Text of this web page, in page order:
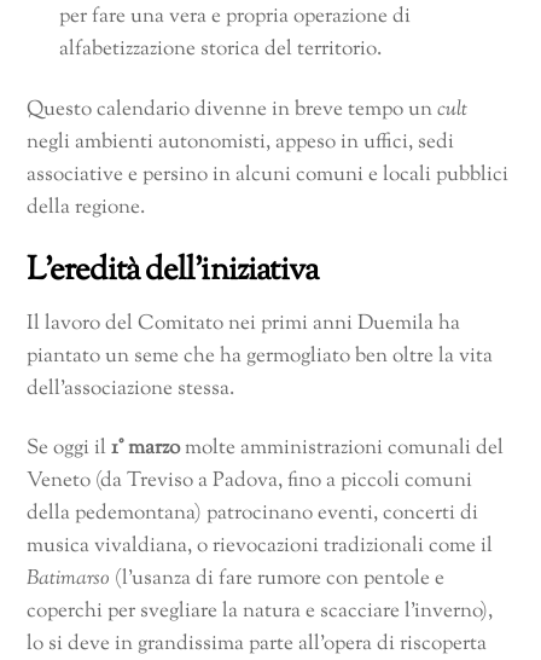
per fare una vera e propria operazione di
alfabetizzazione storica del territorio.
Questo calendario divenne in breve tempo uncult
negli ambienti autonomisti, appeso in uffici, sedi
associative e persino in alcuni comuni e locali pubblici
della regione.
L’eredità dell’iniziativa
Il lavoro del Comitato nei primi anni Duemila ha
piantato un seme che ha germogliato ben oltre la vita
dell’associazione stessa.
Se oggi il1° marzomolte amministrazioni comunali del
Veneto (da Treviso a Padova, fino a piccoli comuni
della pedemontana) patrocinano eventi, concerti di
musica vivaldiana, o rievocazioni tradizionali come il
Batimarso (l’usanza di fare rumore con pentole e
coperchi per svegliare la natura e scacciare l’inverno),
lo si deve in grandissima parte all’opera di riscoperta